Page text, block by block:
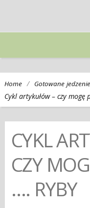
Home / Gotowane jedzenie
Cykl artykułów – czy
CYKL
CZY
…. RYBY